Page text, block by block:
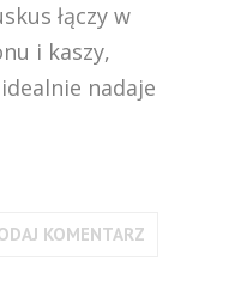
łączy w
i kaszy,
nadaje
KOMENTARZ